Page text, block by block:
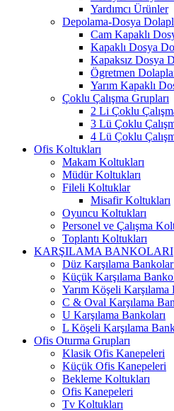
Yardımcı Ürünler
Depolama-Dosya
Cam Kapaklı
Kapaklı Dosya
Kapaksız Dosya
Ögretmen
Yarım Kapaklı
Çoklu Çalışma Grupları
2 Li Çoklu
3 Lü Çoklu
4 Lü Çoklu
Ofis Koltukları
Makam Koltukları
Müdür Koltukları
Fileli Koltuklar
Misafir Koltukları
Oyuncu Koltukları
Personel ve Çalışma
Toplantı Koltukları
KARŞILAMA BANKOLARI
Düz Karşılama
Küçük Karşılama
Yarım Köşeli Karşılama
C & Oval Karşılama
U Karşılama Bankoları
L Köşeli Karşılama
Ofis Oturma Grupları
Klasik Ofis Kanepeleri
Küçük Ofis Kanepeleri
Bekleme Koltukları
Ofis Kanepeleri
Tv Koltukları